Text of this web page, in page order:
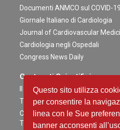
Questo sito utilizza
per consentire la
linea con le Sue
banner acconsenti
Documenti ANMCO sul COVID-19
Giornale Italiano di Cardiologia
Journal of Cardiovascular
Cardiologia negli Ospedali
Congress News Daily
Contenuti Scientifici
Il caso è servito
The Heart Side of Oncology
Critical Heart Talks -
Terapia Intensiva e